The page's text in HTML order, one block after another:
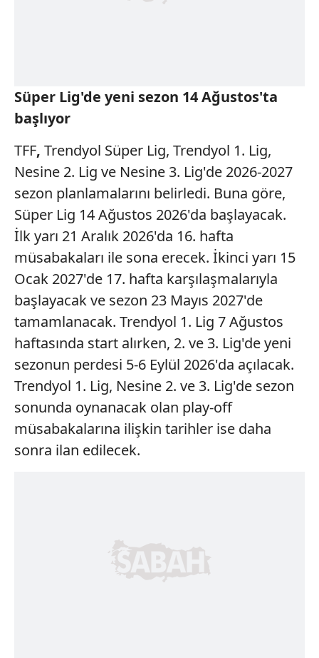
Süper Lig'de yeni sezon 14 Ağustos'ta
başlıyor
TFF, Trendyol Süper Lig, Trendyol 1. Lig,
Nesine 2. Lig ve Nesine 3. Lig'de 2026-2027
sezon planlamalarını belirledi. Buna göre,
Süper Lig 14 Ağustos 2026'da başlayacak.
İlk yarı 21 Aralık 2026'da 16. hafta
müsabakaları ile sona erecek. İkinci yarı 15
Ocak 2027'de 17. hafta karşılaşmalarıyla
başlayacak ve sezon 23 Mayıs 2027'de
tamamlanacak. Trendyol 1. Lig 7 Ağustos
haftasında start alırken, 2. ve 3. Lig'de yeni
sezonun perdesi 5-6 Eylül 2026'da açılacak.
Trendyol 1. Lig, Nesine 2. ve 3. Lig'de sezon
sonunda oynanacak olan play-off
müsabakalarına ilişkin tarihler ise daha
sonra ilan edilecek.